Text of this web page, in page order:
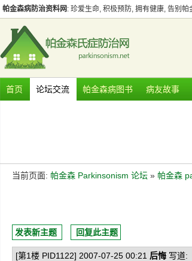
帕金森病防治资料网 : 珍爱生命, 积极预防, 拥有健康, 告别帕
首页 论坛交流 帕金森病图书 病友故事
当前页面: 帕金森 Parkinsonism 论坛 » 帕金森
发表新主题 回复此主题
[第1楼 PID1122] 2007-07-25 00:21 后悔 写道: